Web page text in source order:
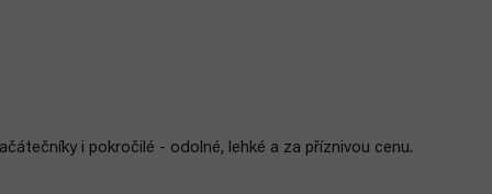
i pokročilé - odolné, lehké a za příznivou cenu.